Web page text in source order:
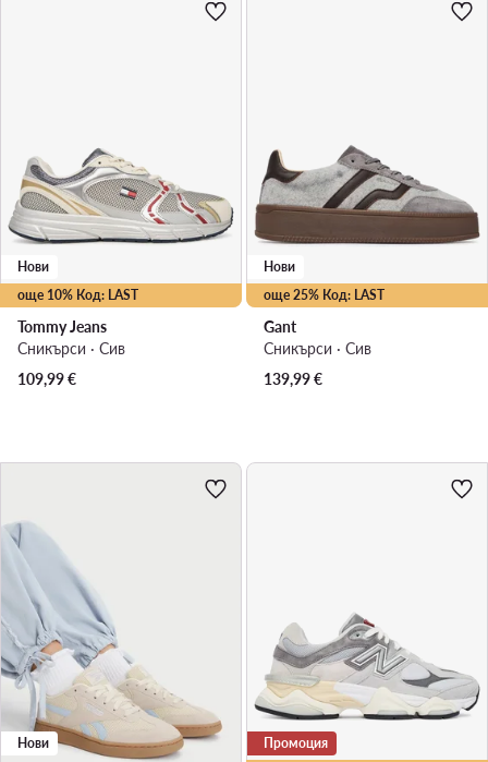
още 10% Код: LAST
Нови
Tommy Jeans
Сникърси · Сив
109,99€
още 25% Код: LAST
Нови
Gant
Сникърси · Сив
139,99€
Нови Промоция